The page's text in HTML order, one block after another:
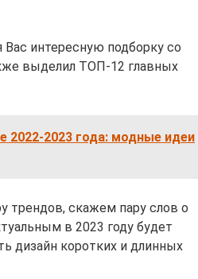
интересную подборку со
выделил ТОП-12 главных
2022-2023 года: модные идеи
трендов, скажем пару слов о
в 2023 году будет
дизайн коротких и длинных